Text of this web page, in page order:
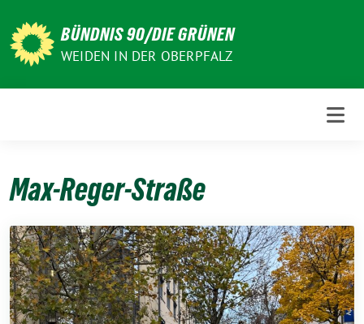
zum
Inhalt
BÜNDNIS 90/DIE GRÜNEN
WEIDEN IN DER OBERPFALZ
Max-Reger-Straße